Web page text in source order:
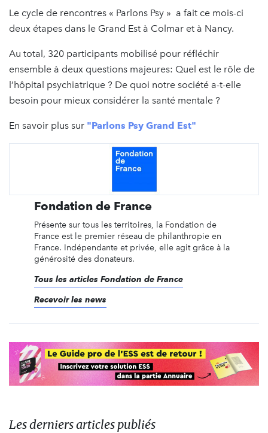
Le cycle de rencontres « Parlons Psy » a fait ce mois-ci
deux étapes dans le Grand Est à Colmar et à Nancy.
Au total, 320 participants mobilisé pour réfléchir
ensemble à deux questions majeures: Quel est le rôle de
l’hôpital psychiatrique ? De quoi notre société a-t-elle
besoin pour mieux considérer la santé mentale ?
En savoir plus sur "Parlons Psy Grand Est"
Fondation de France
Présente sur tous les territoires, la Fondation de
France est le premier réseau de philanthropie en
France. Indépendante et privée, elle agit grâce à la
générosité des donateurs.
Tous les articles Fondation de France
Recevoir les news
Les derniers articles publiés